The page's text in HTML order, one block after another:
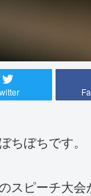
ちぼちです。
スピーチ大会